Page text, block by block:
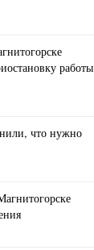
работы
что нужно